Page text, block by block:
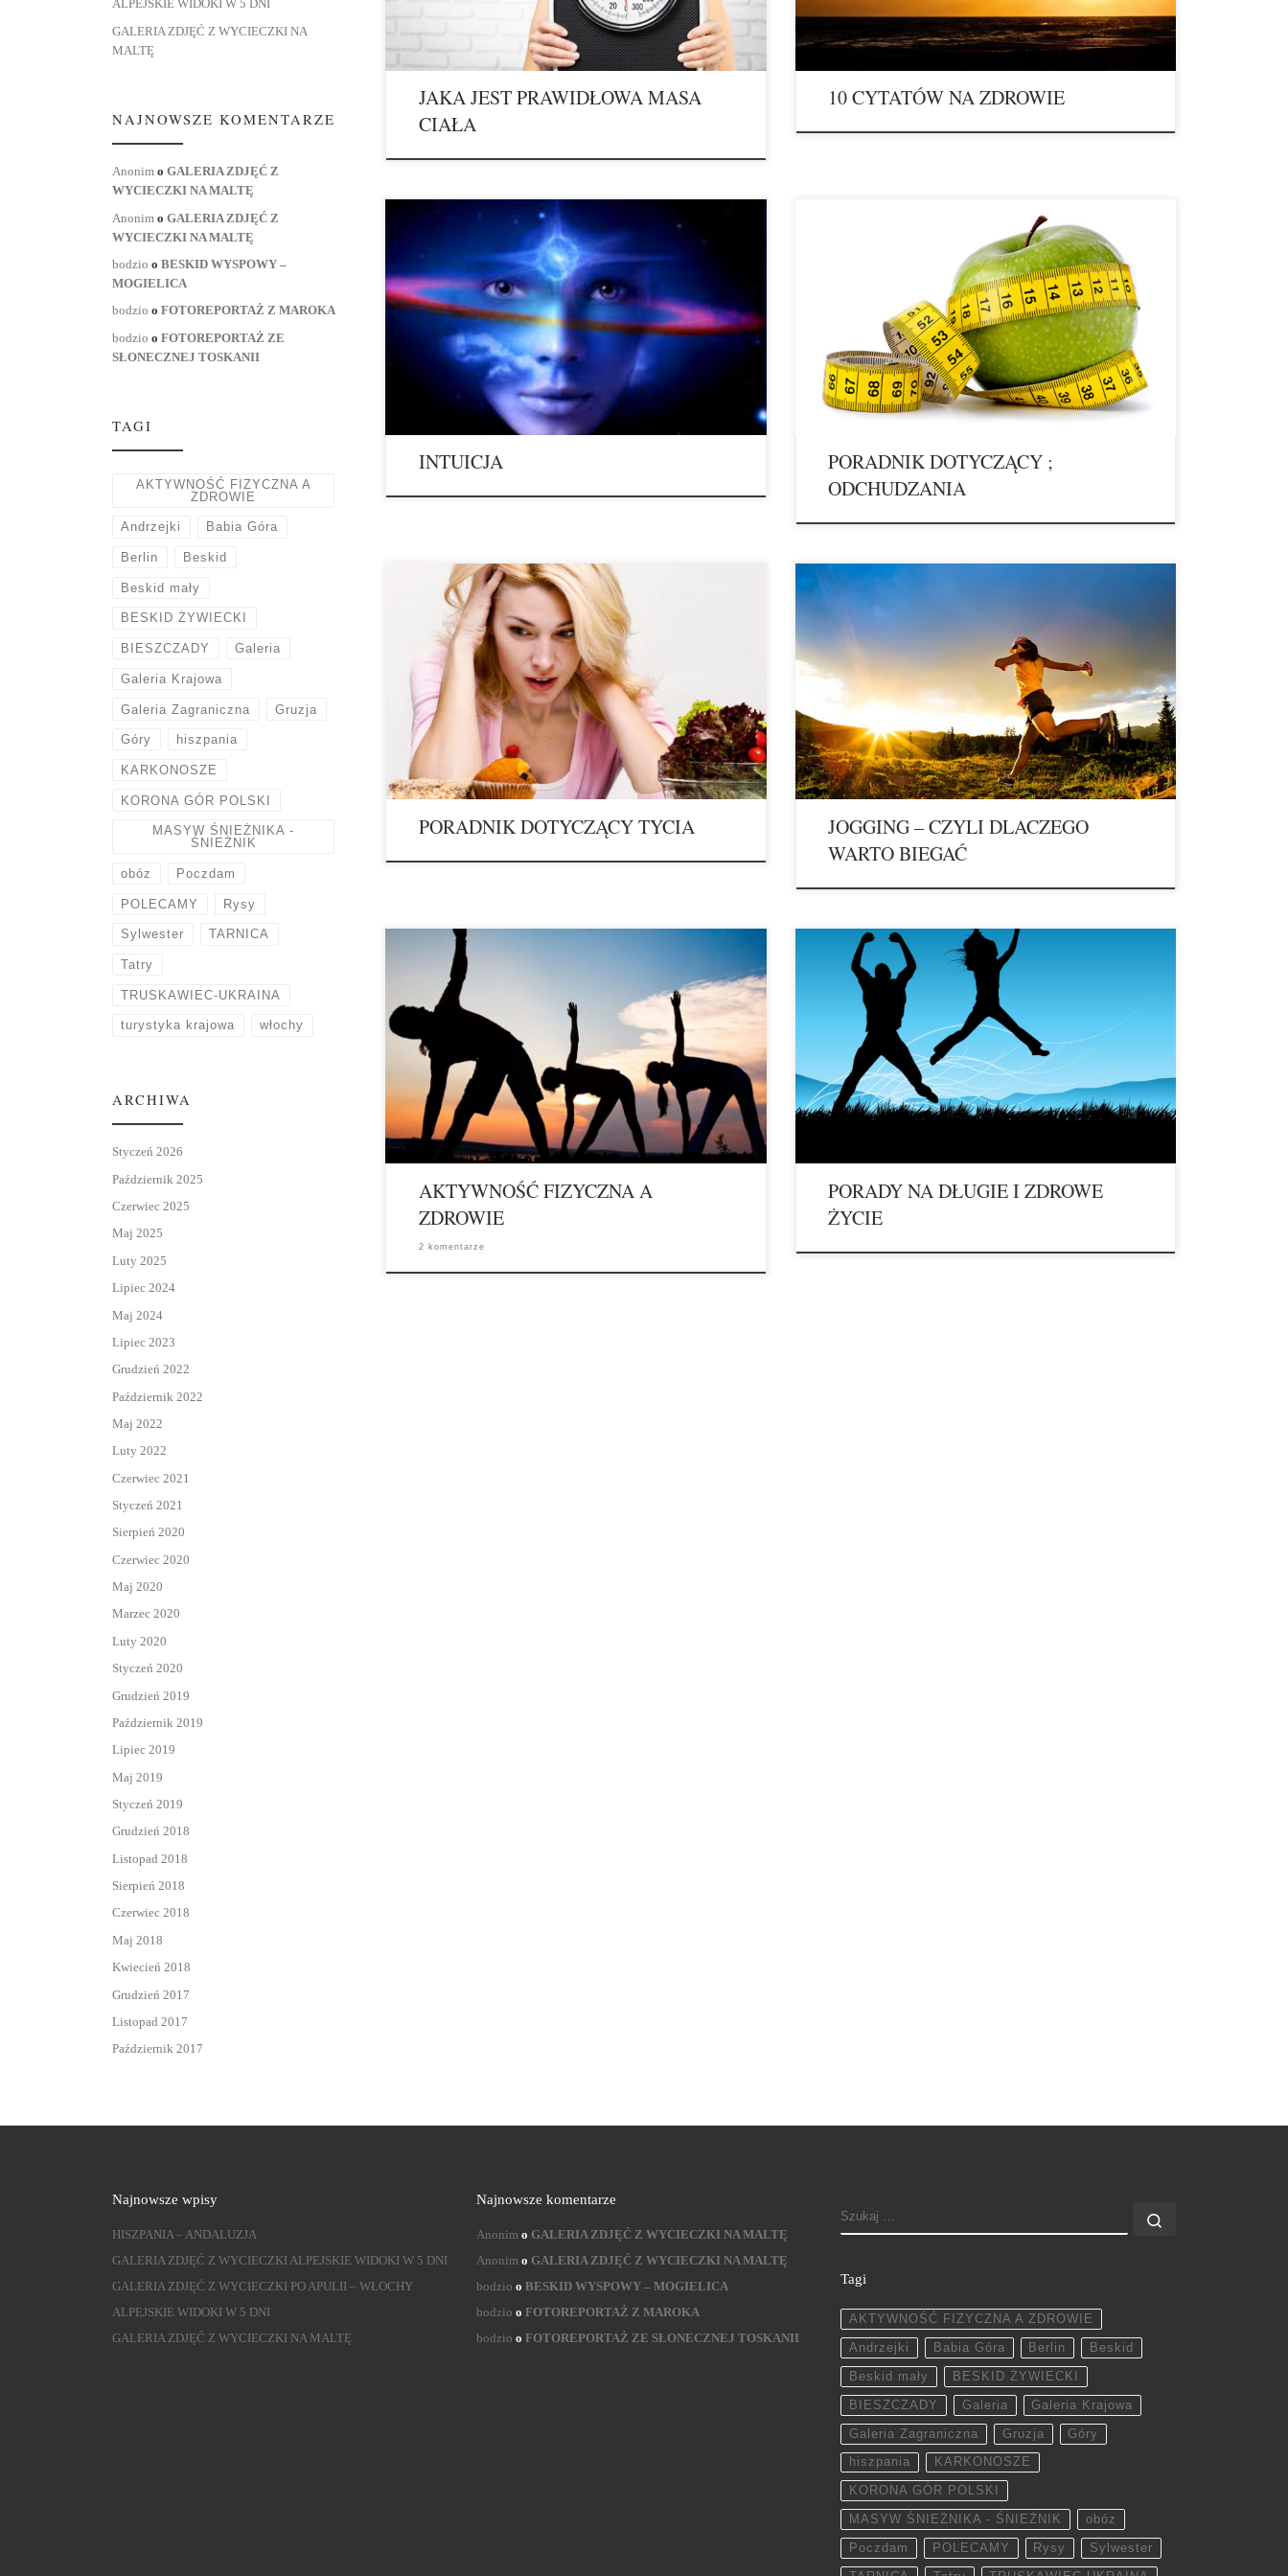
JAKA JEST PRAWIDŁOWA MASA
CIAŁA
10 CYTATÓW NA ZDROWIE
INTUICJA TO NASZ NAJLEPSZY DORADCA Oddajemy lekką
ręką swoje sprawy specjalistom od ciała i duszy. Taki trend.
Wygodny. Bo w razie czego łatwo znaleźć winowajcę. Niestety
często opłakany w skutkach. NIKT PRZECIEŻ NIE ZNA NAS
LEPIEJ NIŻ MY SAMI. A gdyby potraktować siebie tak, jak
traktujemy dziecko albo ukochaną osobę? […]
INTUICJA
ODCHUDZANIE 5 zasad skutecznego odchudzania Nie będę cię
namawiać do odchudzania. Nie chodzi mi o to, byś się katowała
bez skutku i sensu. Chcę cię przekonać do schudnięcia.
Prawdziwego, skutecznego, trwałego i dającego bardzo wiele
korzyści. Pomyśl, ile razy w życiu się odchudzałaś. Ile razy, stojąc
na wadze lub przymierzając […]
PORADNIK DOTYCZĄCY ;
ODCHUDZANIA
PORADNIK DOTYCZĄCY „TYCIA” TYCIE TO GRUBSZY
PROBLEM Dlaczego czujemy głód albo jesteśmy syci po posiłku?
Co sprawia, że tyjemy albo spalamy zapasy tłuszczu? Zobacz, jak
subtelna jest sieć powiązań decydujących o kształtach naszego
ciała. Wystarczy naruszyć równowagę w jednym punkcie, by cała
precyzyjna maszyneria się rozregulowała. Mózg – nadrzędny
regulator – […]
PORADNIK DOTYCZĄCY TYCIA
J o g g i n g czyli dlaczego warto biegać? Bieganie od kilku lat
staje się coraz modniejsze. Biegają politycy, gwiazdy estrady i
telewizji oraz zwykli ludzie. Biegają młodzi i seniorzy. Jeśli
jeszcze nie biegasz, najwyższa pora zacząć. Jogging zdobywa
popularność, ponieważ pozwala wyrobić kondycję, poprawia
samopoczucie i […]
JOGGING – CZYLI DLACZEGO
WARTO BIEGAĆ
Zdrowie to miejsce niezwykłe przestrzeń w której
promujemy ideę budowania szczęścia dzięki aktywności i dbaniu
o zdrowie, oraz zajmujemy się relacjami pomiędzy dorosłymi.
Znajdziecie tu porady, wskazówki, fachowe opinie, pomysły i
inspiracje, które pozwolą poprawić komfort i jakość życia oraz
forum otwarte do […]
AKTYWNOŚĆ FIZYCZNA A
ZDROWIE
2 komentarze
PORADY NA DŁUGIE I ZDROWE ŻYCIE DLA AKTYWNYCH
I WSZYSTKICH KOCHAJĄCYCH ZDROWY STYL ŻYCIA
Spaceruj 10 – 30 minut dziennie i uśmiechaj się w czasie spaceru
Usiądź spokojnie na co najmniej 10 minut każdego dnia i
posłuchaj dobrej muzyki, jest to posiłek dla Twojego ducha. Kiedy
wstajesz rano powiedz […]
PORADY NA DŁUGIE I ZDROWE
ŻYCIE
ALPEJSKIE WIDOKI W 5 DNI
GALERIA ZDJĘĆ Z WYCIECZKI NA
MALTĘ
NAJNOWSZE KOMENTARZE
Anonim o GALERIA ZDJĘĆ Z
WYCIECZKI NA MALTĘ
Anonim o GALERIA ZDJĘĆ Z
WYCIECZKI NA MALTĘ
bodzio o BESKID WYSPOWY –
MOGIELICA
bodzio o FOTOREPORTAŻ Z MAROKA
bodzio o FOTOREPORTAŻ ZE
SŁONECZNEJ TOSKANII
TAGI
AKTYWNOŚĆ FIZYCZNA A
ZDROWIE
Andrzejki Babia Góra
Berlin Beskid
Beskid mały
BESKID ŻYWIECKI
BIESZCZADY Galeria
Galeria Krajowa
Galeria Zagraniczna Gruzja
Góry hiszpania
KARKONOSZE
KORONA GÓR POLSKI
MASYW ŚNIEŻNIKA -
ŚNIEŻNIK
obóz Poczdam
POLECAMY Rysy
Sylwester TARNICA
Tatry
TRUSKAWIEC-UKRAINA
turystyka krajowa włochy
ARCHIWA
Styczeń 2026
Październik 2025
Czerwiec 2025
Maj 2025
Luty 2025
Lipiec 2024
Maj 2024
Lipiec 2023
Grudzień 2022
Październik 2022
Maj 2022
Luty 2022
Czerwiec 2021
Styczeń 2021
Sierpień 2020
Czerwiec 2020
Maj 2020
Marzec 2020
Luty 2020
Styczeń 2020
Grudzień 2019
Październik 2019
Lipiec 2019
Maj 2019
Styczeń 2019
Grudzień 2018
Listopad 2018
Sierpień 2018
Czerwiec 2018
Maj 2018
Kwiecień 2018
Grudzień 2017
Listopad 2017
Październik 2017
Najnowsze wpisy
HISZPANIA – ANDALUZJA
GALERIA ZDJĘĆ Z WYCIECZKI ALPEJSKIE WIDOKI W 5 DNI
GALERIA ZDJĘĆ Z WYCIECZKI PO APULII – WŁOCHY
ALPEJSKIE WIDOKI W 5 DNI
GALERIA ZDJĘĆ Z WYCIECZKI NA MALTĘ
Najnowsze komentarze
Anonim o GALERIA ZDJĘĆ Z WYCIECZKI NA MALTĘ
Anonim o GALERIA ZDJĘĆ Z WYCIECZKI NA MALTĘ
bodzio o BESKID WYSPOWY – MOGIELICA
bodzio o FOTOREPORTAŻ Z MAROKA
bodzio o FOTOREPORTAŻ ZE SŁONECZNEJ TOSKANII
SZUKAJ
Tagi
AKTYWNOŚĆ FIZYCZNA A ZDROWIE
Andrzejki Babia Góra Berlin Beskid
Beskid mały BESKID ŻYWIECKI
BIESZCZADY Galeria Galeria Krajowa
Galeria Zagraniczna Gruzja Góry
hiszpania KARKONOSZE
KORONA GÓR POLSKI
MASYW ŚNIEŻNIKA - ŚNIEŻNIK obóz
Poczdam POLECAMY Rysy Sylwester